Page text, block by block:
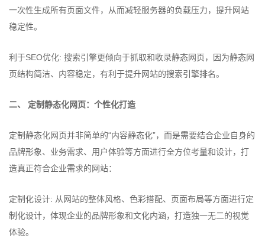
一次性生成所有页面文件，从而减轻服务器的负载压力，提升网站
稳定性。
利于SEO优化: 搜索引擎更倾向于抓取和收录静态网页，因为静态网
页结构简洁、内容稳定，有利于提升网站的搜索引擎排名。
二、 定制静态化网页：个性化打造
定制静态化网页并非简单的“内容静态化”，而是需要结合企业自身的
品牌形象、业务需求、用户体验等方面进行全方位考量和设计，打
造真正符合企业需求的网站：
定制化设计: 从网站的整体风格、色彩搭配、页面布局等方面进行定
制化设计，体现企业的品牌形象和文化内涵，打造独一无二的视觉
体验。